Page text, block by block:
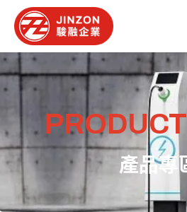
PRODUCT
產品專